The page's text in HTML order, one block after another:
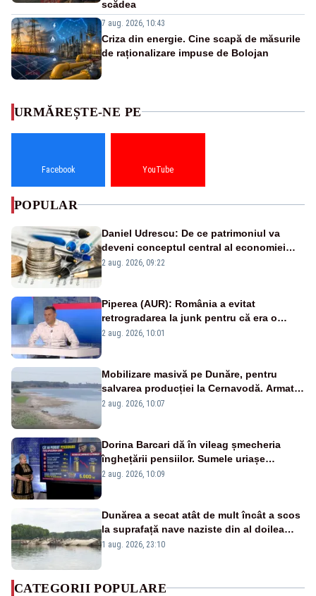
scădea
7 aug. 2026, 10:43
Criza din energie. Cine scapă de măsurile
de raționalizare impuse de Bolojan
URMĂREȘTE-NE PE
Facebook YouTube
POPULAR
Daniel Udrescu: De ce patrimoniul va
deveni conceptul central al economiei
viitoare?
2 aug. 2026, 09:22
Piperea (AUR): România a evitat
retrogradarea la junk pentru că era o
catastrofă pentru bănci și fondurile de
2 aug. 2026, 10:01
Mobilizare masivă pe Dunăre, pentru
salvarea producției la Cernavodă. Armata
va detona o stâncă și va devia apa
2 aug. 2026, 10:07
Dorina Barcari dă în vileag șmecheria
înghețării pensiilor. Sumele uriașe
pierdute de fiecare român
2 aug. 2026, 10:09
Dunărea a secat atât de mult încât a scos
la suprafață nave naziste din al doilea
război mondial
1 aug. 2026, 23:10
CATEGORII POPULARE